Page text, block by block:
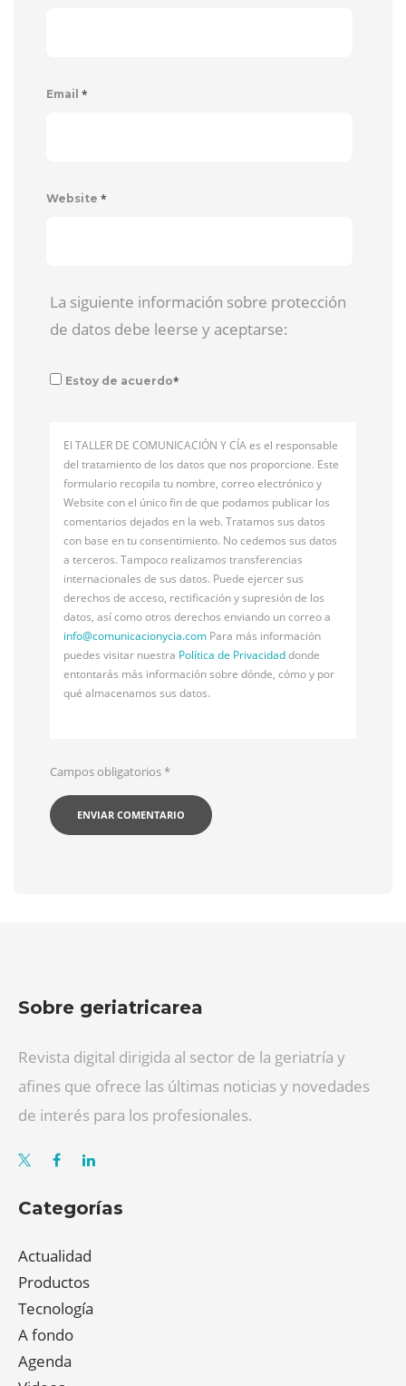
Email *
Website *
La siguiente información sobre protección
de datos debe leerse y aceptarse:
Estoy de acuerdo*
El TALLER DE COMUNICACIÓN Y CÍA es el responsable
del tratamiento de los datos que nos proporcione. Este
formulario recopila tu nombre, correo electrónico y
Website con el único fin de que podamos publicar los
comentarios dejados en la web. Tratamos sus datos
con base en tu consentimiento. No cedemos sus datos
a terceros. Tampoco realizamos transferencias
internacionales de sus datos. Puede ejercer sus
derechos de acceso, rectificación y supresión de los
datos, así como otros derechos enviando un correo a
info@comunicacionycia.com Para más información
puedes visitar nuestra Política de Privacidaddonde
entontarás más información sobre dónde, cómo y por
qué almacenamos sus datos.
Campos obligatorios*
Sobre geriatricarea
Revista digital dirigida al sector de la geriatría y
afines que ofrece las últimas noticias y novedades
de interés para los profesionales.
Categorías
Actualidad
Productos
Tecnología
A fondo
Agenda